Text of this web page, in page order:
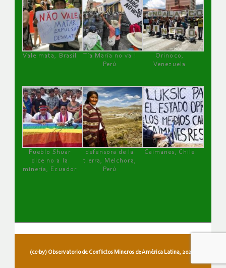
Vale mata, Brasil
Tía María no va !
Perú
Orinoco,
Venezuela
Pueblo Shuar
dice no a la
minería, Ecuador
defensora de la
tierra, Melchora,
Perú
Caimanes, Chile
(cc-by) Observatorio de Conflictos Mineros de América Latina, 2026